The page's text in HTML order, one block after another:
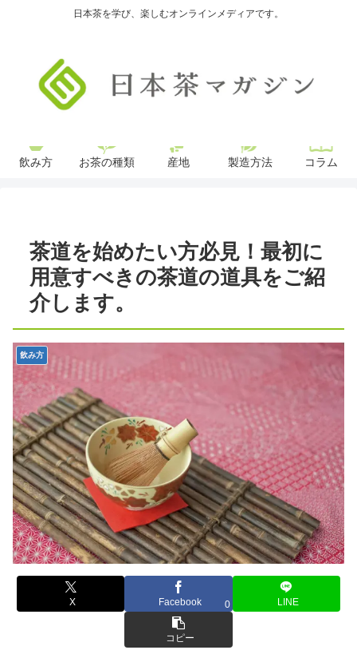
日本茶を学び、楽しむオンラインメディアです。
飲み方 お茶の種類 産地 製造方法 コラム
茶道を始めたい方必見！最初に
用意すべきの茶道の道具をご紹
介します。
飲み方
X Facebook 0 LINE
コピー